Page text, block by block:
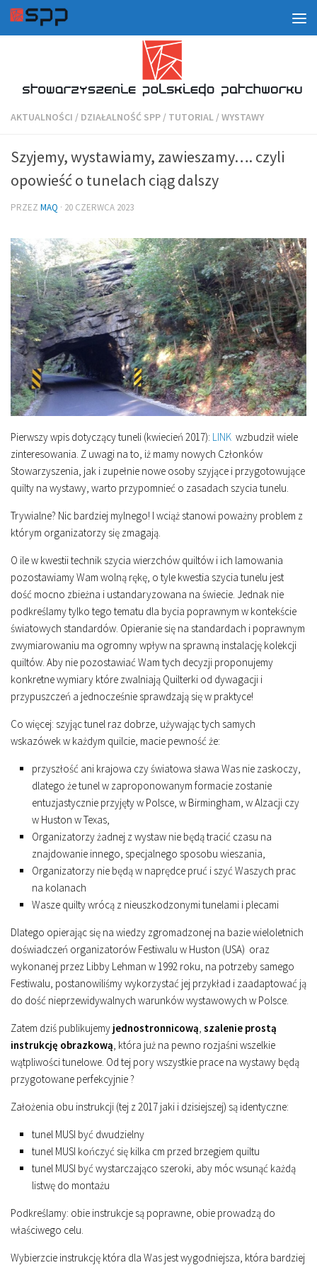
AKTUALNOŚCI / DZIAŁALNOŚĆ SPP / TUTORIAL /WYSTAWY
Szyjemy, wystawiamy, zawieszamy…. czyli
opowieść o tunelach ciąg dalszy
PRZEZ MAQ · 20 CZERWCA 2023
Pierwszy wpis dotyczący tuneli (kwiecień 2017): LINK wzbudził wiele
zinteresowania. Z uwagi na to, iż mamy nowych Członków
Stowarzyszenia, jak i zupełnie nowe osoby szyjące i przygotowujące
quilty na wystawy, warto przypomnieć o zasadach szycia tunelu.
Trywialne? Nic bardziej mylnego! I wciąż stanowi poważny problem z
którym organizatorzy się zmagają.
O ile w kwestii technik szycia wierzchów quiltów i ich lamowania
pozostawiamy Wam wolną rękę, o tyle kwestia szycia tunelu jest
dość mocno zbieżna i ustandaryzowana na świecie. Jednak nie
podkreślamy tylko tego tematu dla bycia poprawnym w kontekście
światowych standardów. Opieranie się na standardach i poprawnym
zwymiarowaniu ma ogromny wpływ na sprawną instalację kolekcji
quiltów. Aby nie pozostawiać Wam tych decyzji proponujemy
konkretne wymiary które zwalniają Quilterki od dywagacji i
przypuszczeń a jednocześnie sprawdzają się w praktyce!
Co więcej: szyjąc tunel raz dobrze, używając tych samych
wskazówek w każdym quilcie, macie pewność że:
przyszłość ani krajowa czy światowa sława Was nie zaskoczy,
dlatego że tunel w zaproponowanym formacie zostanie
entuzjastycznie przyjęty w Polsce, w Birmingham, w Alzacji czy
w Huston w Texas,
Organizatorzy żadnej z wystaw nie będą tracić czasu na
znajdowanie innego, specjalnego sposobu wieszania,
Organizatorzy nie będą w naprędce pruć i szyć Waszych prac
na kolanach
Wasze quilty wrócą z nieuszkodzonymi tunelami i plecami
Dlatego opierając się na wiedzy zgromadzonej na bazie wieloletnich
doświadczeń organizatorów Festiwalu w Huston (USA) oraz
wykonanej przez Libby Lehman w 1992 roku, na potrzeby samego
Festiwalu, postanowiliśmy wykorzystać jej przykład i zaadaptować ją
do dość nieprzewidywalnych warunków wystawowych w Polsce.
Zatem dziś publikujemy jednostronnicową szalenie prostą
instrukcję obrazkową , która już na pewno rozjaśni wszelkie
wątpliwości tunelowe. Od tej pory wszystkie prace na wystawy będą
przygotowane perfekcyjnie ?
Założenia obu instrukcji (tej z 2017 jaki i dzisiejszej) są identyczne:
tunel MUSI być dwudzielny
tunel MUSI kończyć się kilka cm przed brzegiem quiltu
tunel MUSI być wystarczająco szeroki, aby móc wsunąć każdą
listwę do montażu
Podkreślamy: obie instrukcje są poprawne, obie prowadzą do
właściwego celu.
Wybierzcie instrukcję która dla Was jest wygodniejsza, która bardziej